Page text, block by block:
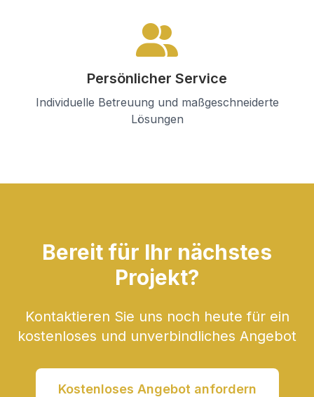
Persönlicher Service
Individuelle Betreuung und maßgeschneiderte
Lösungen
Bereit für Ihr nächstes
Projekt?
Kontaktieren Sie uns noch heute für ein
kostenloses und unverbindliches Angebot
Kostenloses Angebot anfordern